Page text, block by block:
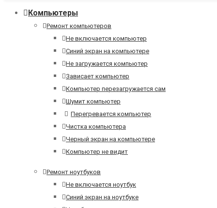
Компьютеры
Ремонт компьютеров
Не включается компьютер
Синий экран на компьютере
Не загружается компьютер
Зависает компьютер
Компьютер перезагружается сам
Шумит компьютер
Перегревается компьютер
Чистка компьютера
Черный экран на компьютере
Компьютер не видит
Ремонт ноутбуков
Не включается ноутбук
Синий экран на ноутбуке